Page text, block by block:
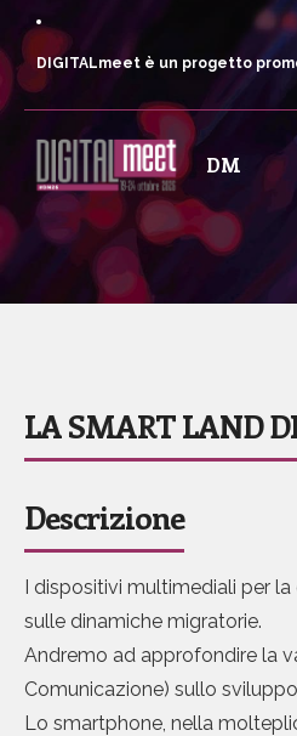
DIGITALmeet è un progetto
DM
LA SMART LAND
Descrizione
I dispositivi multimediali per
sulle dinamiche migratorie.
Andremo ad approfondire la
Comunicazione) sullo
Lo smartphone, nella